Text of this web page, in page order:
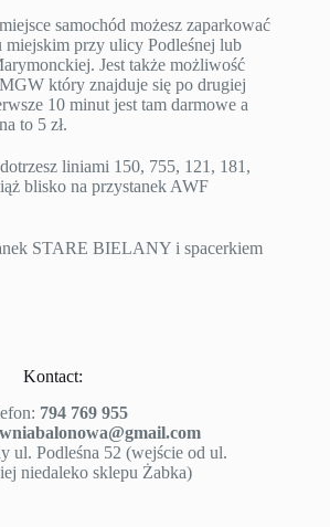
samochód możesz zaparkować
miejskim przy ulicy Podleśnej lub
Jest także możliwość
który znajduje się po drugiej
10 minut jest tam darmowe a
to 5 zł.
liniami 150, 755, 121, 181,
blisko na przystanek AWF
STARE BIELANY i spacerkiem
Kontact:
794 769 955
ul. Podleśna 52 (wejście od ul.
niedaleko sklepu Żabka)